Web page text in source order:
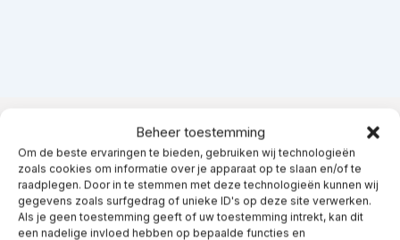
Beheer toestemming
Om de beste ervaringen te bieden, gebruiken wij technologieën
zoals cookies om informatie over je apparaat op te slaan en/of te
raadplegen. Door in te stemmen met deze technologieën kunnen wij
gegevens zoals surfgedrag of unieke ID's op deze site verwerken.
Als je geen toestemming geeft of uw toestemming intrekt, kan dit
een nadelige invloed hebben op bepaalde functies en
Adres
Asgard Hotel
Ganzevoortsingel 2-1
9711 AL Groningen